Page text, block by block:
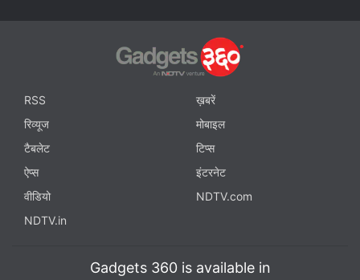
RSS
ख़बरें
रिव्यूज
मोबाइल
टैबलेट
टिप्स
ऐप्स
इंटरनेट
वीडियो
NDTV.com
NDTV.in
Gadgets 360 is available in